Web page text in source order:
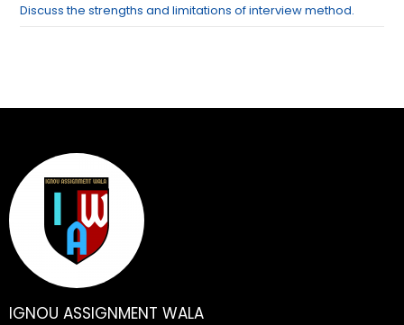
Discuss the strengths and limitations of interview method.
IGNOU ASSIGNMENT WALA